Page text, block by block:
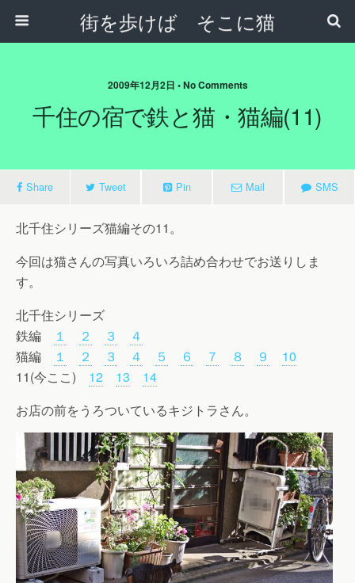
街を歩けば そこに猫
2009年12月2日 • No Comments
千住の宿で鉄と猫・猫編(11)
Share Tweet Pin Mail SMS
北千住シリーズ猫編その11。
今回は猫さんの写真いろいろ詰め合わせでお送りしま
す。
北千住シリーズ
鉄編
１ ２ ３
４
猫編
１ ２ ３ ４ ５ ６ ７ ８ ９
10
11(今ここ) 12 13
14
お店の前をうろついているキジトラさん。